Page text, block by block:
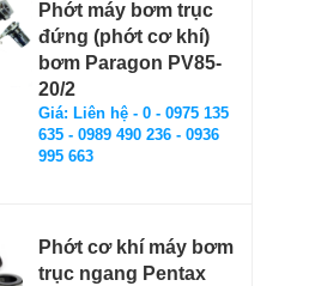
Phớt máy bơm trục
đứng (phớt cơ khí)
bơm Paragon PV85-
20/2
Giá: Liên hệ - 0 - 0975 135
635 - 0989 490 236 - 0936
995 663
Phớt cơ khí máy bơm
trục ngang Pentax